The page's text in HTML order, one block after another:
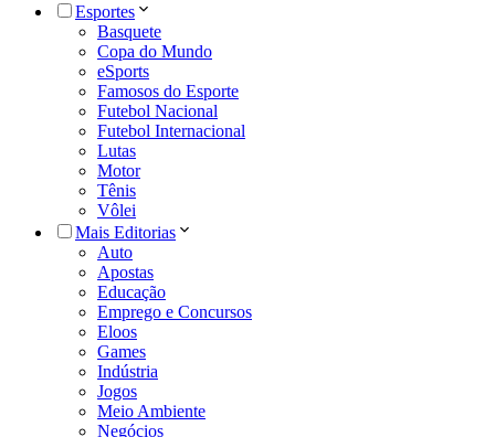
Esportes
Basquete
Copa do Mundo
eSports
Famosos do Esporte
Futebol Nacional
Futebol Internacional
Lutas
Motor
Tênis
Vôlei
Mais Editorias
Auto
Apostas
Educação
Emprego e Concursos
Eloos
Games
Indústria
Jogos
Meio Ambiente
Negócios